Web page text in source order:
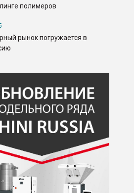
полимеров
рынок погружается в